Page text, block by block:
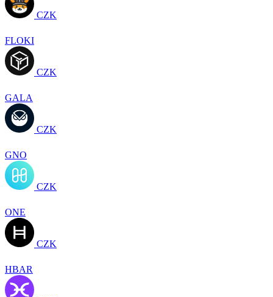
CZK
FLOKI
CZK
GALA
CZK
GNO
CZK
ONE
CZK
HBAR